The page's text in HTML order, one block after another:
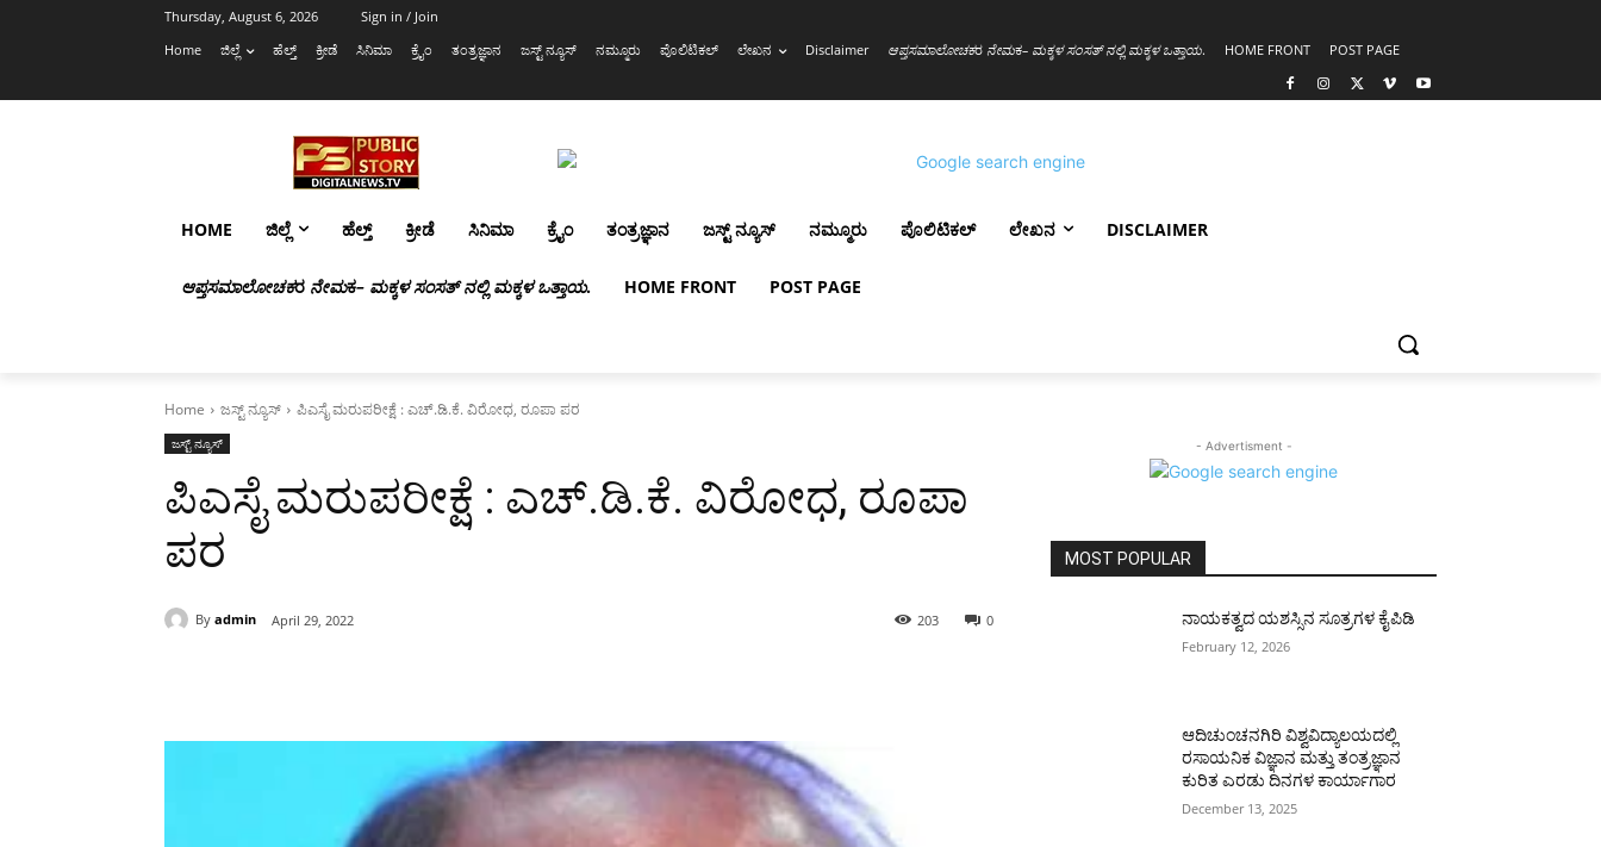
Thursday, August 6, 2026
Sign in / Join
Home
ಜಿಲ್ಲೆ ಹೆಲ್ತ್ ಕ್ರೀಡೆ ಸಿನಿಮಾ ಕ್ರೈಂ ತಂತ್ರಜ್ಞಾನ ಜಸ್ಟ್ ನ್ಯೂಸ್ ನಮ್ಮೂರು ಪೊಲಿಟಿಕಲ್ ಲೇಖನ Disclaimer ಆಪ್ತಸಮಾಲೋಚಕರ ನೇಮಕ– ಮಕ್ಕಳ ಸಂಸತ್ ನಲ್ಲಿ ಮಕ್ಕಳ ಒತ್ತಾಯ. HOME FRONT POST PAGE
HOME ಜಿಲ್ಲೆ ಹೆಲ್ತ್ ಕ್ರೀಡೆ ಸಿನಿಮಾ ಕ್ರೈಂ ತಂತ್ರಜ್ಞಾನ ಜಸ್ಟ್ ನ್ಯೂಸ್ ನಮ್ಮೂರು ಪೊಲಿಟಿಕಲ್ ಲೇಖನ DISCLAIMER
ಆಪ್ತಸಮಾಲೋಚಕರ ನೇಮಕ– ಮಕ್ಕಳ ಸಂಸತ್ ನಲ್ಲಿ ಮಕ್ಕಳ ಒತ್ತಾಯ. HOME FRONT POST PAGE
Home ಜಸ್ಟ್ ನ್ಯೂಸ್ ಪಿಎಸೈ ಮರುಪರೀಕ್ಷೆ : ಎಚ್.ಡಿ.ಕೆ.‌ ವಿರೋಧ, ರೂಪಾ ಪರ
ಜಸ್ಟ್ ನ್ಯೂಸ್
ಪಿಎಸೈ ಮರುಪರೀಕ್ಷೆ : ಎಚ್.ಡಿ.ಕೆ.‌ ವಿರೋಧ, ರೂಪಾ
ಪರ
By admin April 29, 2022 0
203
- Advertisment -
MOST POPULAR
ನಾಯಕತ್ವದ ಯಶಸ್ಸಿನ ಸೂತ್ರಗಳ ಕೈಪಿಡಿ
February 12, 2026
ಆದಿಚುಂಚನಗಿರಿ ವಿಶ್ವವಿದ್ಯಾಲಯದಲ್ಲಿ
ರಸಾಯನಿಕ ವಿಜ್ಞಾನ ಮತ್ತು ತಂತ್ರಜ್ಞಾನ
ಕುರಿತ ಎರಡು ದಿನಗಳ ಕಾರ್ಯಾಗಾರ
December 13, 2025